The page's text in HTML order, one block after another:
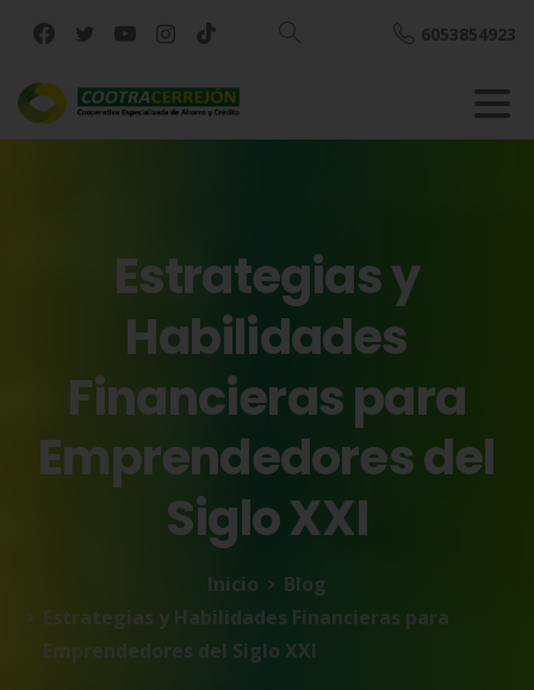
Buscar
6053854923
Estrategiasy
Habilidades
Financieraspara
Emprendedoresdel
SigloXXI
Inicio
Blog
Estrategias y Habilidades Financieras para
Emprendedores del Siglo XXI